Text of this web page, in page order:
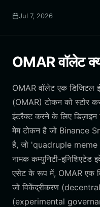
Jul 7, 2026
OMAR वॉलेट
OMAR वॉलेट एक डिजिटल
(OMAR) टोकन को स्टोर
इंटरैक्ट करने के लिए डिज़ाइन
मेम टोकन है जो Binance
है, जो 'quadruple meme
नामक कम्युनिटी-
एसेट के रूप में, OMAR एक
जो विकेंद्रीकरण
(experimental